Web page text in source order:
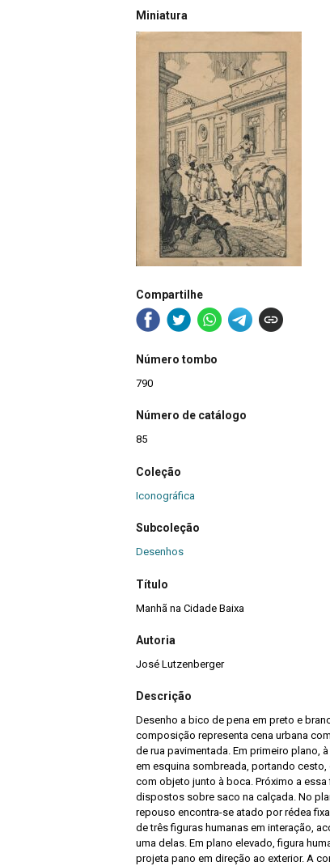
Miniatura
Compartilhe
Número tombo
790
Número de catálogo
85
Coleção
Iconográfica
Subcoleção
Desenhos
Título
Manhã na Cidade Baixa
Autoria
José Lutzenberger
Descrição
Desenho a bico de pena em preto e
composição representa cena urbana
de rua pavimentada. Em primeiro plano,
em esquina sombreada, portando
com objeto junto à boca. Próximo a
dispostos sobre saco na calçada. No
repouso encontra-se atado por rédea
de três figuras humanas em interação,
uma delas. Em plano elevado, figura
projeta pano em direção ao exterior. A